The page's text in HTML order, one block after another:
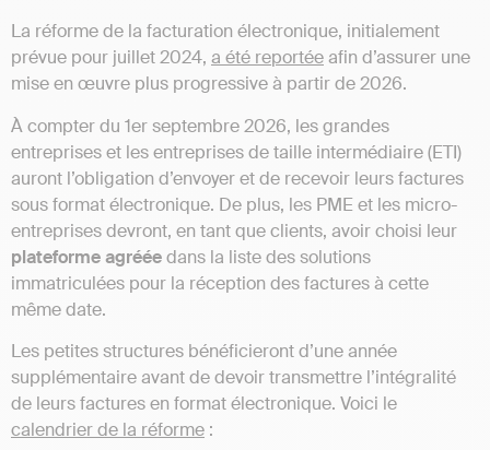
La réforme de la facturation électronique, initialement
prévue pour juillet 2024, a été reportéeafin d’assurer une
mise en œuvre plus progressive à partir de 2026.
À compter du 1er septembre 2026, les grandes
entreprises et les entreprises de taille intermédiaire (ETI)
auront l’obligation d’envoyer et de recevoir leurs factures
sous format électronique. De plus, les PME et les micro-
entreprises devront, en tant que clients, avoir choisi leur
plateforme agrééedans la liste des solutions
immatriculées pour la réception des factures à cette
même date.
Les petites structures bénéficieront d’une année
supplémentaire avant de devoir transmettre l’intégralité
de leurs factures en format électronique. Voici le
calendrier de la réforme :